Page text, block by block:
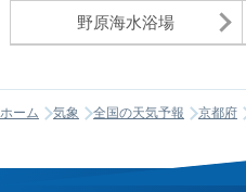
野原海水浴場
ホーム 気象 全国の天気予報 京都府